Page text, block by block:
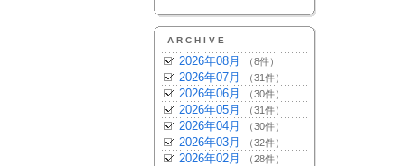
ARCHIVE
2026年08月 （8件）
2026年07月 （31件）
2026年06月 （30件）
2026年05月 （31件）
2026年04月 （30件）
2026年03月 （32件）
2026年02月 （28件）